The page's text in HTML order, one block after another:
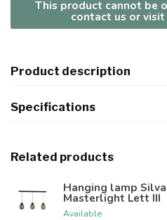
This product cannot be
contact us or
Product description
Specifications
Related products
Hanging lamp
Masterlight Lett III
Available